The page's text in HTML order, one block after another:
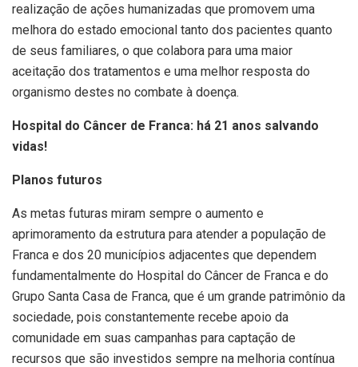
realização de ações humanizadas que promovem uma
melhora do estado emocional tanto dos pacientes quanto
de seus familiares, o que colabora para uma maior
aceitação dos tratamentos e uma melhor resposta do
organismo destes no combate à doença.
Hospital do Câncer de Franca: há 21 anos salvando
vidas!
Planos futuros
As metas futuras miram sempre o aumento e
aprimoramento da estrutura para atender a população de
Franca e dos 20 municípios adjacentes que dependem
fundamentalmente do Hospital do Câncer de Franca e do
Grupo Santa Casa de Franca, que é um grande patrimônio da
sociedade, pois constantemente recebe apoio da
comunidade em suas campanhas para captação de
recursos que são investidos sempre na melhoria contínua